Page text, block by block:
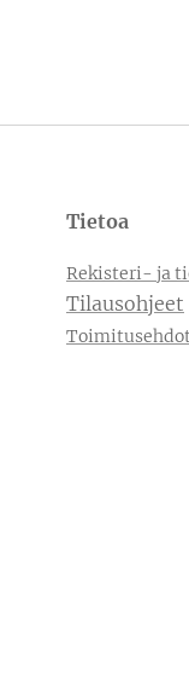
Tietoa
Rekisteri- ja
Tilausohjeet